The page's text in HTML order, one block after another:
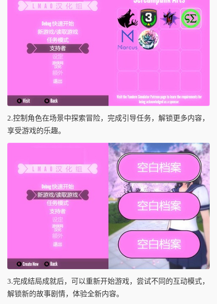
2.控制角色在场景中探索冒险，完成引导任务，解锁更多内容，
享受游戏的乐趣。
3.完成结局成就后，可以重新开始游戏，尝试不同的互动模式，
解锁新的故事剧情，体验全新内容。